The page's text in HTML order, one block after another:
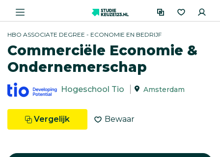
HBO ASSOCIATE DEGREE - ECONOMIE EN BEDRIJF
Commerciële Economie &
Ondernemerschap
Hogeschool Tio Amsterdam
Vergelijk Bewaar